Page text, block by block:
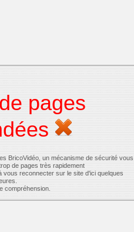
pages
BricoVidéo, un mécanisme de sécurité vous
de pages très rapidement
vous reconnecter sur le site d'ici quelques
compréhension.